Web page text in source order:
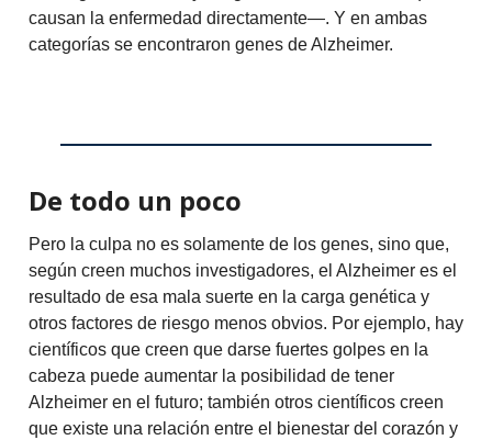
causan la enfermedad directamente—. Y en ambas
categorías se encontraron genes de Alzheimer.
De todo un poco
Pero la culpa no es solamente de los genes, sino que,
según creen muchos investigadores, el Alzheimer es el
resultado de esa mala suerte en la carga genética y
otros factores de riesgo menos obvios. Por ejemplo, hay
científicos que creen que darse fuertes golpes en la
cabeza puede aumentar la posibilidad de tener
Alzheimer en el futuro; también otros científicos creen
que existe una relación entre el bienestar del corazón y